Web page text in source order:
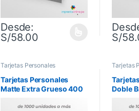
Desde:
S/58.00
Este producto tiene múltiples variantes.
S/
Este
Tarjetas Personales
Tarjetas Personales
Matte Extra Grueso 400
Tarjetas
Doble